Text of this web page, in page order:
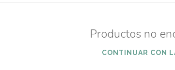
Productos no
CONTINUAR CON